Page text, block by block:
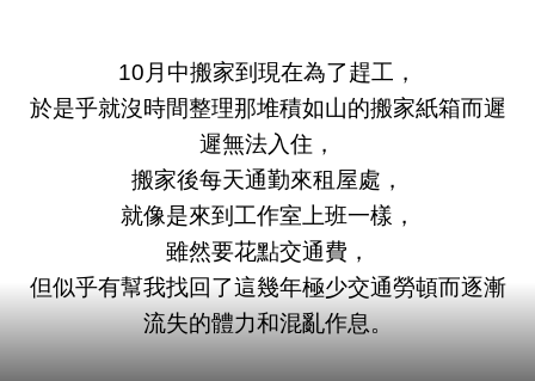
10月中搬家到現在為了趕工，
於是乎就沒時間整理那堆積如山的搬家紙箱而遲
遲無法入住，
搬家後每天通勤來租屋處，
就像是來到工作室上班一樣，
雖然要花點交通費，
但似乎有幫我找回了這幾年極少交通勞頓而逐漸
流失的體力和混亂作息。